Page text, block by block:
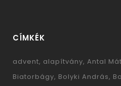
CÍMKÉK
advent alapítvány Antal
Biatorbágy Bolyki András